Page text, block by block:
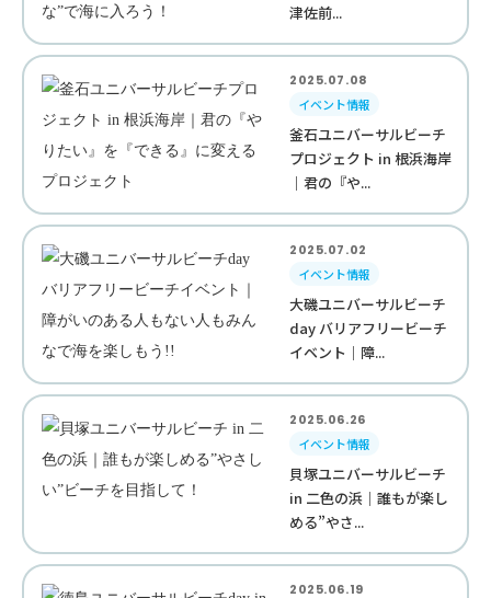
津佐前...
2025.07.08
イベント情報
釜石ユニバーサルビーチ
プロジェクト in 根浜海岸
｜君の『や...
2025.07.02
イベント情報
大磯ユニバーサルビーチ
day バリアフリービーチ
イベント｜障...
2025.06.26
イベント情報
貝塚ユニバーサルビーチ
in 二色の浜｜誰もが楽し
める”やさ...
2025.06.19